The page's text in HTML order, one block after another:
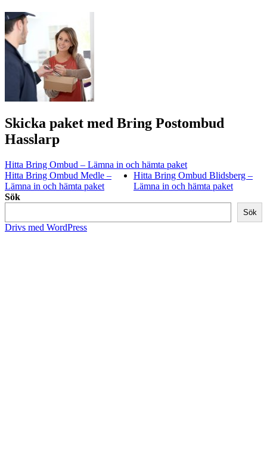
Skicka paket med Bring Postombud
Hasslarp
Hitta Bring Ombud – Lämna in och hämta paket
Hitta Bring Ombud Medle –
Lämna in och hämta paket
Hitta Bring Ombud Blidsberg –
Lämna in och hämta paket
Sök
Sök
Drivs med WordPress